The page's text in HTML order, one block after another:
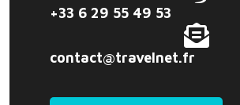
+33 6 29 55 49 53
contact@travelnet.fr